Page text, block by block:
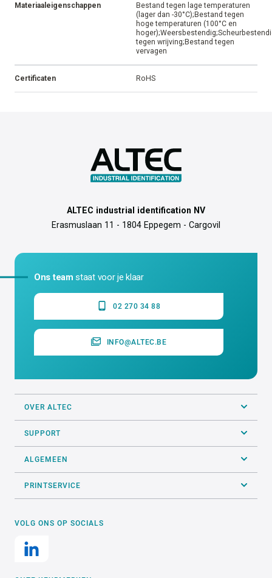
Materiaaleigenschappen
Bestand tegen lage temperaturen
(lager dan -30°C);Bestand tegen
hoge temperaturen (100°C en
tegen wrijving;Bestand tegen
vervagen
Certificaten RoHS
ALTEC industrial identification NV
Erasmuslaan 11 - 1804 Eppegem - Cargovil
Ons team staat voor je klaar
02 270 34 88
INFO@ALTEC.BE
OVER ALTEC
SUPPORT
ALGEMEEN
PRINTSERVICE
VOLG ONS OP SOCIALS